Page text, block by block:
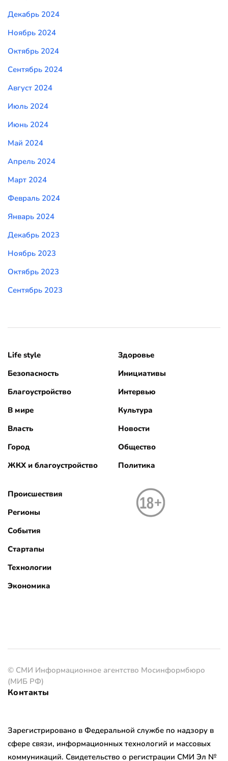
Декабрь 2024
Ноябрь 2024
Октябрь 2024
Сентябрь 2024
Август 2024
Июль 2024
Июнь 2024
Май 2024
Апрель 2024
Март 2024
Февраль 2024
Январь 2024
Декабрь 2023
Ноябрь 2023
Октябрь 2023
Сентябрь 2023
Life style
Безопасность
Благоустройство
В мире
Власть
Город
ЖКХ и благоустройство
Здоровье
Инициативы
Интервью
Культура
Новости
Общество
Политика
Происшествия
Регионы
События
Стартапы
Технологии
Экономика
© СМИ Информационное агентство Мосинформбюро
(МИБ РФ)
Контакты
Зарегистрировано в Федеральной службе по надзору в
сфере связи, информационных технологий и массовых
коммуникаций. Свидетельство о регистрации СМИ Эл №